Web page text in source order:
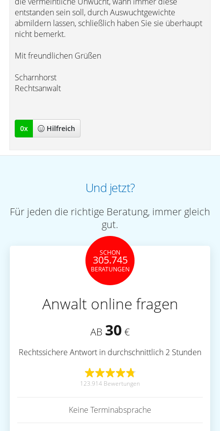
entstanden sein soll, durch Auswuchtgewichte
abmildern lassen, schließlich haben Sie sie überhaupt
nicht bemerkt.
Mit freundlichen Grüßen
Scharnhorst
Rechtsanwalt
0x Hilfreich
Und jetzt?
Für jeden die richtige Beratung, immer gleich
gut.
SCHON
305.745
BERATUNGEN
Anwalt online fragen
AB 30 €
Rechtssichere Antwort in durchschnittlich 2 Stunden
123.914 Bewertungen
Keine Terminabsprache